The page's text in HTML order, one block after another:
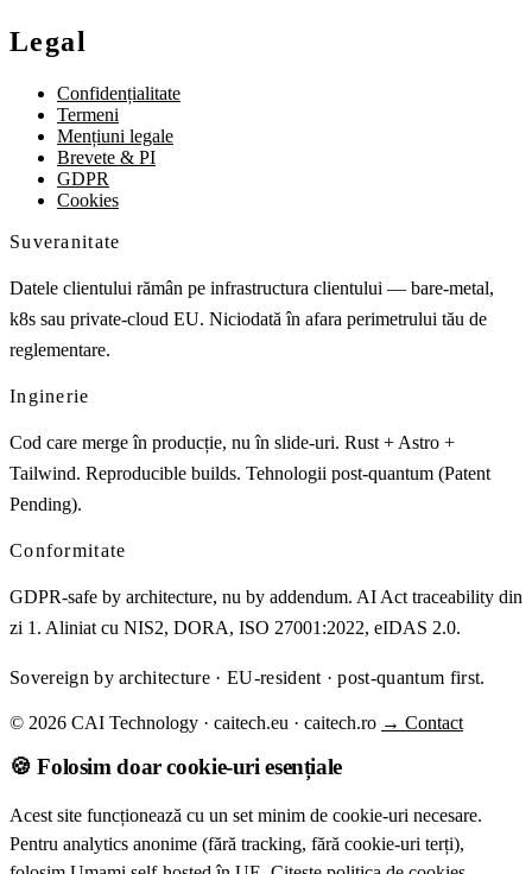
Legal
Confidențialitate
Termeni
Mențiuni legale
Brevete & PI
GDPR
Cookies
Suveranitate
Datele clientului rămân pe infrastructura clientului — bare-metal,
k8s sau private-cloud EU. Niciodată în afara perimetrului tău de
reglementare.
Inginerie
Cod care merge în producție, nu în slide-uri. Rust + Astro +
Tailwind. Reproducible builds. Tehnologii post-quantum (Patent
Pending).
Conformitate
GDPR-safe by architecture, nu by addendum. AI Act traceability din
zi 1. Aliniat cu NIS2, DORA, ISO 27001:2022, eIDAS 2.0.
Sovereign by architecture · EU-resident · post-quantum first.
© 2026 CAI Technology · caitech.eu · caitech.ro → Contact
🍪 Folosim doar cookie-uri esențiale
Acest site funcționează cu un set minim de cookie-uri necesare.
Pentru analytics anonime (fără tracking, fără cookie-uri terți),